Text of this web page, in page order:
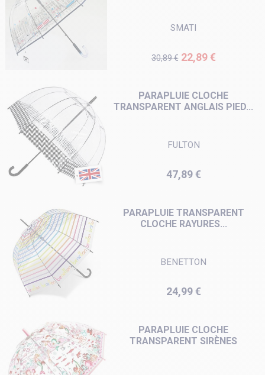
SMATI
Prix de base
30,89 € Prix
22,89 €
PARAPLUIE CLOCHE
TRANSPARENT ANGLAIS PIED...
FULTON
Prix
47,89 €
PARAPLUIE TRANSPARENT
CLOCHE RAYURES...
BENETTON
Prix
24,99 €
PARAPLUIE CLOCHE
TRANSPARENT SIRÈNES